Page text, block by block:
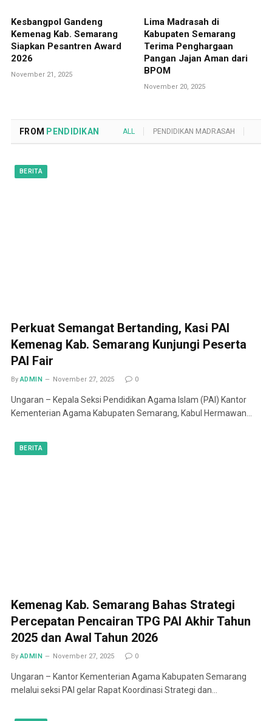
Kesbangpol Gandeng
Kemenag Kab. Semarang
Siapkan Pesantren Award
2026
November 21, 2025
Lima Madrasah di
Kabupaten Semarang
Terima Penghargaan
Pangan Jajan Aman dari
BPOM
November 20, 2025
FROM PENDIDIKAN ALL PENDIDIKAN MADRASAH
BERITA
Perkuat Semangat Bertanding, Kasi PAI
Kemenag Kab. Semarang Kunjungi Peserta
PAI Fair
By ADMIN November 27, 2025 0
Ungaran – Kepala Seksi Pendidikan Agama Islam (PAI) Kantor
Kementerian Agama Kabupaten Semarang, Kabul Hermawan…
BERITA
Kemenag Kab. Semarang Bahas Strategi
Percepatan Pencairan TPG PAI Akhir Tahun
2025 dan Awal Tahun 2026
By ADMIN November 27, 2025 0
Ungaran – Kantor Kementerian Agama Kabupaten Semarang
melalui seksi PAI gelar Rapat Koordinasi Strategi dan…